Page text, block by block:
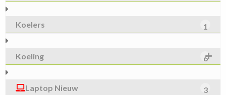
Koelers 1
Koeling 6
Laptop Nieuw 3